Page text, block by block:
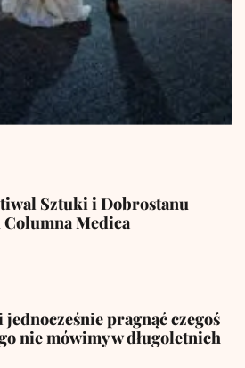
Sztuki i Dobrostanu
Medica
jednocześnie pragnąć czegoś
nie mówimy w długoletnich